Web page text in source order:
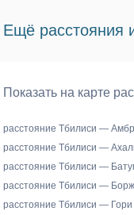
Ещё расстояния
Показать на карте
расстояние Тбилиси —
расстояние Тбилиси —
расстояние Тбилиси —
расстояние Тбилиси —
расстояние Тбилиси — Гори